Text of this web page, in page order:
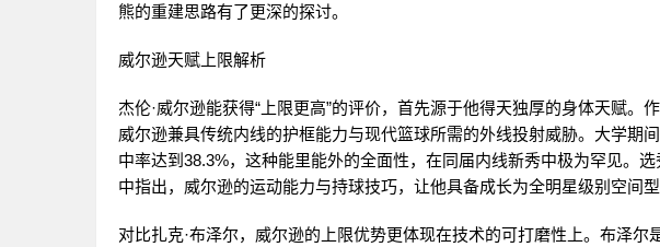
熊的重建思路有了更深的探讨。
威尔逊天赋上限解析
杰伦·威尔逊能获得“上限更高”的评价，首先源于他得天独厚的身体天赋。
威尔逊兼具传统内线的护框能力与现代篮球所需的外线投射威胁。大学期
中率达到38.3%，这种能里能外的全面性，在同届内线新秀中极为罕见。
中指出，威尔逊的运动能力与持球技巧，让他具备成长为全明星级别空间
对比扎克·布泽尔，威尔逊的上限优势更体现在技术的可打磨性上。布泽